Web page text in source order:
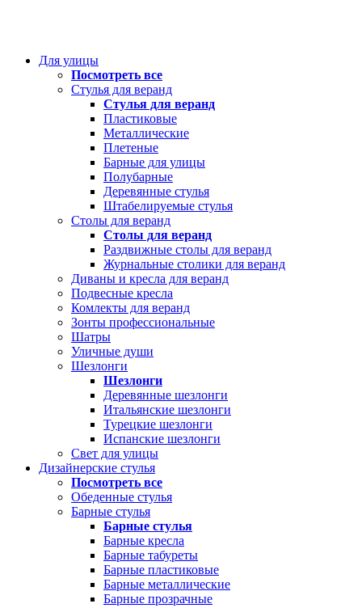
Для улицы
Посмотреть все
Стулья для веранд
Стулья для веранд
Пластиковые
Металлические
Плетеные
Барные для улицы
Полубарные
Деревянные стулья
Штабелируемые стулья
Столы для веранд
Столы для веранд
Раздвижные столы для веранд
Журнальные столики для веранд
Диваны и кресла для веранд
Подвесные кресла
Комлекты для веранд
Зонты профессиональные
Шатры
Уличные души
Шезлонги
Шезлонги
Деревянные шезлонги
Итальянские шезлонги
Турецкие шезлонги
Испанские шезлонги
Свет для улицы
Дизайнерские стулья
Посмотреть все
Обеденные стулья
Барные стулья
Барные стулья
Барные кресла
Барные табуреты
Барные пластиковые
Барные металлические
Барные прозрачные